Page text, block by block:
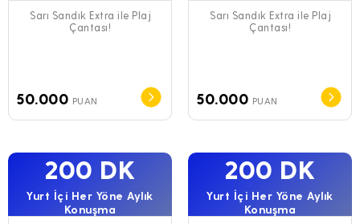
Sarı Sandık Extra ile Plaj
Çantası!
50.000 PUAN
Sarı Sandık Extra ile Plaj
Çantası!
50.000 PUAN
200 DK
Yurt İçi Her Yöne Aylık
Konuşma
200 DK
Yurt İçi Her Yöne Aylık
Konuşma